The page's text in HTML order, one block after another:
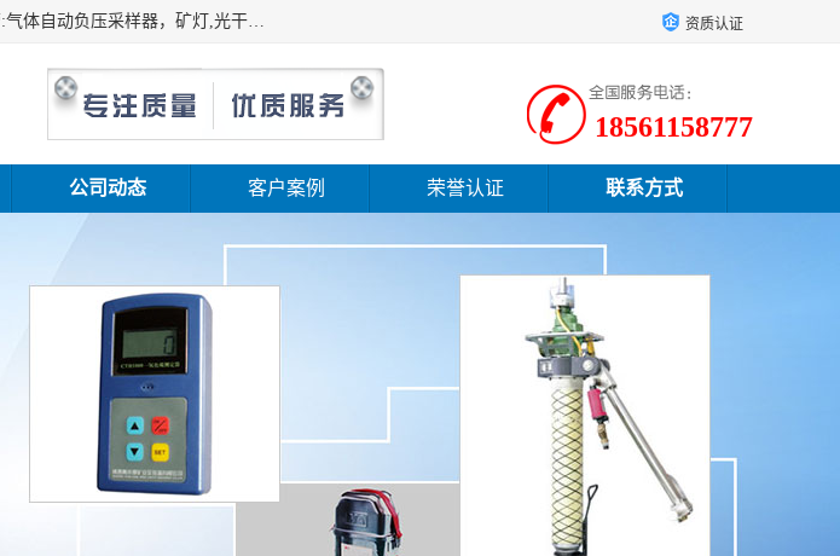
山东振达工矿设备有限公司是集科研开发、生产加工、电子商务为一体的技术型企业,公司主营:气体自动负压采样器，矿灯,光干涉甲烷测定器及其校验仪,甲烷报警仪及其校验装置,甲烷传感器校验装置,粉尘校验装置,煤尘爆炸校验装置,高压水表,三点测径规,圆型规,钢规磨耗仪,第四种检查器,内距尺,轮径尺,样板等铁路配件仪表,矿用设备等产品. 资质认证
18561158777
公司动态 客户案例 荣誉认证 联系方式